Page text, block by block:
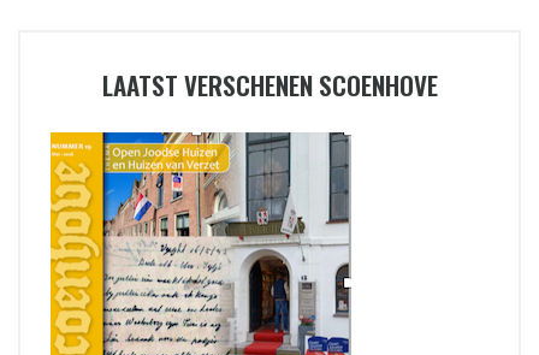
LAATST VERSCHENEN SCOENHOVE